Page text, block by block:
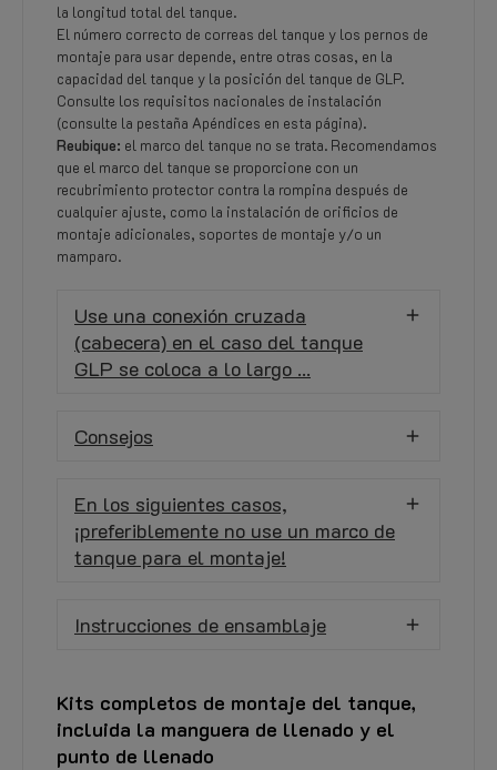
la longitud total del tanque.
El número correcto de correas del tanque y los pernos de
montaje para usar depende, entre otras cosas, en la
capacidad del tanque y la posición del tanque de GLP.
Consulte los requisitos nacionales de instalación
(consulte la pestaña Apéndices en esta página).
Reubique: el marco del tanque no se trata. Recomendamos
que el marco del tanque se proporcione con un
recubrimiento protector contra la rompina después de
cualquier ajuste, como la instalación de orificios de
montaje adicionales, soportes de montaje y/o un
mamparo.
Use una conexión cruzada
(cabecera) en el caso del tanque
GLP se coloca a lo largo ...
Consejos
En los siguientes casos,
¡preferiblemente no use un marco de
tanque para el montaje!
Instrucciones de ensamblaje
Kits completos de montaje del tanque,
incluida la manguera de llenado y el
punto de llenado